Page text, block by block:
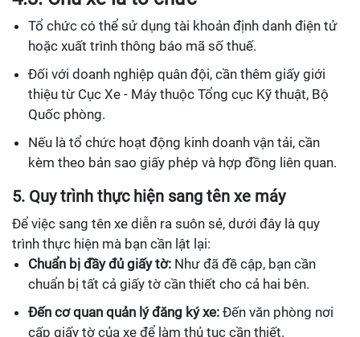
Tổ chức có thể sử dụng tài khoản định danh điện tử
hoặc xuất trình thông báo mã số thuế.
Đối với doanh nghiệp quân đội, cần thêm giấy giới
thiệu từ Cục Xe - Máy thuộc Tổng cục Kỹ thuật, Bộ
Quốc phòng.
Nếu là tổ chức hoạt động kinh doanh vận tải, cần
kèm theo bản sao giấy phép và hợp đồng liên quan.
5. Quy trình thực hiện sang tên xe máy
Để việc sang tên xe diễn ra suôn sẻ, dưới đây là quy
trình thực hiện mà bạn cần lật lại:
Chuẩn bị đầy đủ giấy tờ: Như đã đề cập, bạn cần
chuẩn bị tất cả giấy tờ cần thiết cho cả hai bên.
Đến cơ quan quản lý đăng ký xe: Đến văn phòng nơi
cấp giấy tờ của xe để làm thủ tục cần thiết.